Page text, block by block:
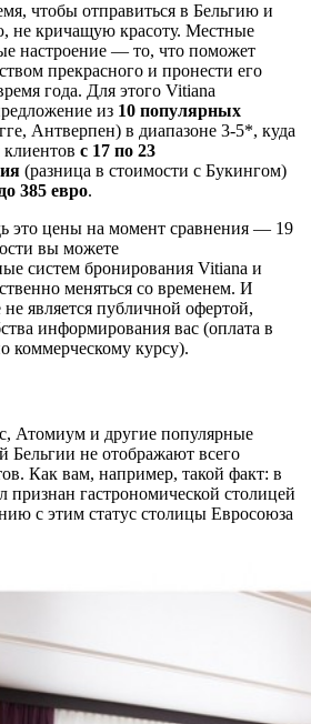
чтобы отправиться в Бельгию и
не кричащую красоту. Местные
настроение — то, что поможет
прекрасного и пронести его
года. Для этого Vitiana
из 10 популярных
Антверпен) в диапазоне 3-5*, куда
с 17 по 23
(разница в стоимости с Букингом)
385 евро.
это цены на момент сравнения — 19
вы можете
систем бронирования Vitiana и
меняться со временем. И
является публичной офертой,
информирования вас (оплата в
коммерческому курсу).
Атомиум и другие популярные
Бельгии не отображают всего
Как вам, например, такой факт: в
признан гастрономической столицей
с этим статус столицы Евросоюза